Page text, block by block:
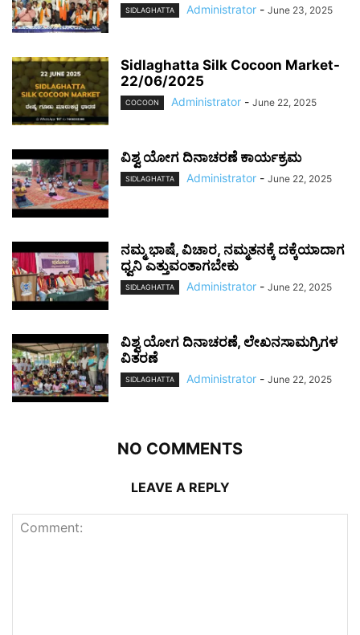
SIDLAGHATTA Administrator - June 23, 2025
Sidlaghatta Silk Cocoon Market-
22/06/2025
COCOON Administrator - June 22, 2025
ವಿಶ್ವ ಯೋಗ ದಿನಾಚರಣೆ ಕಾರ್ಯಕ್ರಮ
SIDLAGHATTA Administrator - June 22, 2025
ನಮ್ಮ ಭಾಷೆ, ವಿಚಾರ, ನಮ್ಮತನಕ್ಕೆ ದಕ್ಕೆಯಾದಾಗ
ಧ್ವನಿ ಎತ್ತುವಂತಾಗಬೇಕು
SIDLAGHATTA Administrator - June 22, 2025
ವಿಶ್ವ ಯೋಗ ದಿನಾಚರಣೆ, ಲೇಖನಸಾಮಗ್ರಿಗಳ
ವಿತರಣೆ
SIDLAGHATTA Administrator - June 22, 2025
NO COMMENTS
LEAVE A REPLY